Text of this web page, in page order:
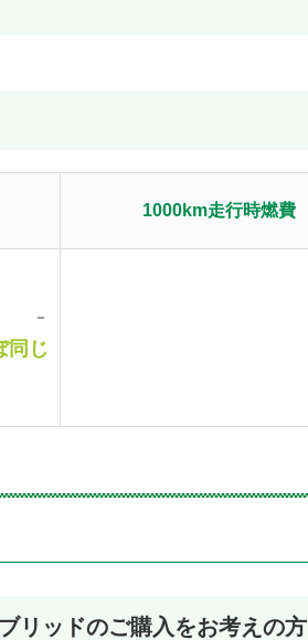
1000km走行時燃費
－
同じ
リッドのご購入をお考えの方